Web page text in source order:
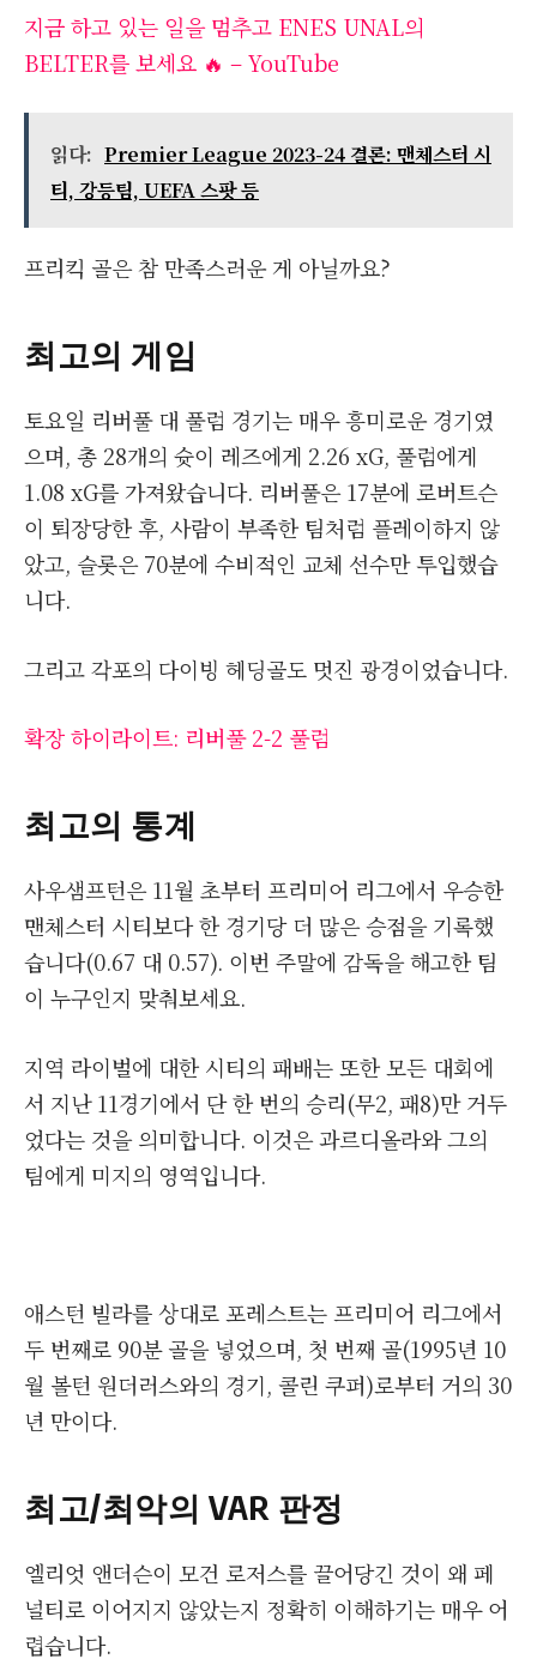
지금 하고 있는 일을 멈추고 ENES UNAL의
BELTER를 보세요 🔥 – YouTube
읽다: Premier League 2023-24 결론: 맨체스터 시
티, 강등팀, UEFA 스팟 등
프리킥 골은 참 만족스러운 게 아닐까요?
최고의 게임
토요일 리버풀 대 풀럼 경기는 매우 흥미로운 경기였
으며, 총 28개의 슛이 레즈에게 2.26 xG, 풀럼에게
1.08 xG를 가져왔습니다. 리버풀은 17분에 로버트슨
이 퇴장당한 후, 사람이 부족한 팀처럼 플레이하지 않
았고, 슬롯은 70분에 수비적인 교체 선수만 투입했습
니다.
그리고 각포의 다이빙 헤딩골도 멋진 광경이었습니다.
확장 하이라이트: 리버풀 2-2 풀럼
최고의 통계
사우샘프턴은 11월 초부터 프리미어 리그에서 우승한
맨체스터 시티보다 한 경기당 더 많은 승점을 기록했
습니다(0.67 대 0.57). 이번 주말에 감독을 해고한 팀
이 누구인지 맞춰보세요.
지역 라이벌에 대한 시티의 패배는 또한 모든 대회에
서 지난 11경기에서 단 한 번의 승리(무2, 패8)만 거두
었다는 것을 의미합니다. 이것은 과르디올라와 그의
팀에게 미지의 영역입니다.
애스턴 빌라를 상대로 포레스트는 프리미어 리그에서
두 번째로 90분 골을 넣었으며, 첫 번째 골(1995년 10
월 볼턴 원더러스와의 경기, 콜린 쿠퍼)로부터 거의 30
년 만이다.
최고/최악의 VAR 판정
엘리엇 앤더슨이 모건 로저스를 끌어당긴 것이 왜 페
널티로 이어지지 않았는지 정확히 이해하기는 매우 어
렵습니다.